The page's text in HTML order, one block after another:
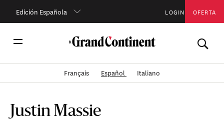
Edición Española LOGIN OFERTA
Français Español Italiano
Justin Massie